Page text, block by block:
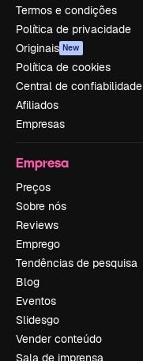
Termos e condições
Política de privacidade
Originais New
Política de cookies
Central de confiabilidade
Afiliados
Empresas
Empresa
Preços
Sobre nós
Reviews
Emprego
Tendências de pesquisa
Blog
Eventos
Slidesgo
Vender conteúdo
Sala de imprensa